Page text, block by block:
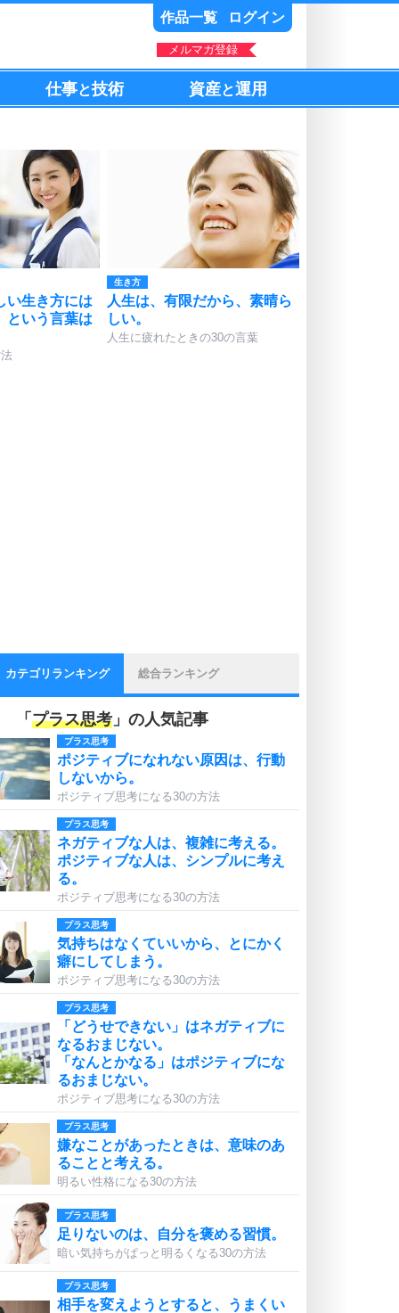
作品一覧 ログイン
メルマガ登録
仕事と技術 資産と運用
い生き方には
という言葉は
生き方
人生は、有限だから、素晴ら
しい。
人生に疲れたときの30の言葉
カテゴリランキング 総合ランキング
「 プラス思考 」の人気記事
プラス思考
ポジティブになれない原因は、行動
しないから。
ポジティブ思考になる30の方法
プラス思考
ネガティブな人は、複雑に考える。
ポジティブな人は、シンプルに考え
る。
ポジティブ思考になる30の方法
プラス思考
気持ちはなくていいから、とにかく
癖にしてしまう。
ポジティブ思考になる30の方法
プラス思考
「どうせできない」はネガティブに
なるおまじない。
「なんとかなる」はポジティブにな
るおまじない。
ポジティブ思考になる30の方法
プラス思考
嫌なことがあったときは、意味のあ
ることと考える。
明るい性格になる30の方法
プラス思考
足りないのは、自分を褒める習慣。
暗い気持ちがぱっと明るくなる30の方法
プラス思考
相手を変えようとすると、うまくい